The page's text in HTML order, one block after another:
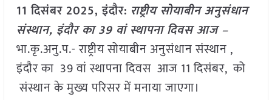
11 दिसंबर 2025,इंदौर: राष्ट्रीय सोयाबीन अनुसंधान
संस्थान, इंदौर का 39 वां स्थापना दिवस आज –
भा.कृ.अनु.प.- राष्ट्रीय सोयाबीन अनुसंधान संस्थान ,
इंदौर का 39 वां स्थापना दिवस आज 11 दिसंबर, को
संस्थान के मुख्य परिसर में मनाया जाएगा।